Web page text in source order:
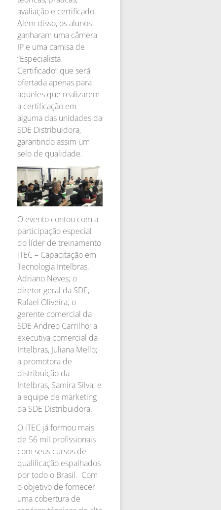
avaliação e certificado.
Além disso, os alunos
ganharam uma câmera
IP e uma camisa de
“Especialista
Certificado” que será
ofertada apenas para
aqueles que realizarem
a certificação em
alguma das unidades da
SDE Distribuidora,
garantindo assim um
selo de qualidade.
O evento contou com a
participação especial
do líder de treinamento
iTEC – Capacitação em
Tecnologia Intelbras,
Adriano Neves; o
diretor geral da SDE,
Rafael Oliveira; o
gerente comercial da
SDE Andreo Carrilho; a
executiva comercial da
Intelbras, Juliana Mello;
a promotora de
distribuição da
Intelbras, Samira Silva; e
a equipe de marketing
da SDE Distribuidora.
O iTEC já formou mais
de 56 mil profissionais
com seus cursos de
qualificação espalhados
por todo o Brasil. Com
o objetivo de fornecer
uma cobertura de